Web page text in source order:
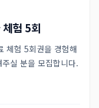
험 5회
체험 5회권을 경험해
실 분을 모집합니다.